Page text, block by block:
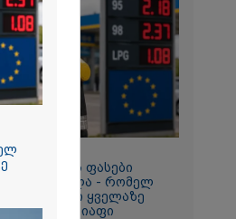
08-2026
საწვავის ფასები
შეიცვალა - რომელ
ბენზინი ყველაზე
ყველაზე იაფი